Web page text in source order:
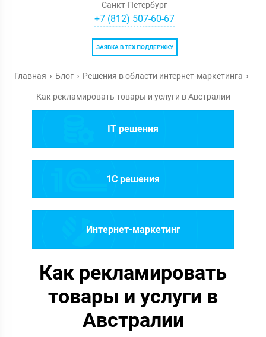
Санкт-Петербург
+7 (812) 507-60-67
ЗАЯВКА В ТЕХ ПОДДЕРЖКУ
Главная Блог Решения в области интернет-маркетинга
Как рекламировать товары и услуги в Австралии
IT решения
1C решения
Интернет-маркетинг
Как рекламировать
товары и услуги в
Австралии